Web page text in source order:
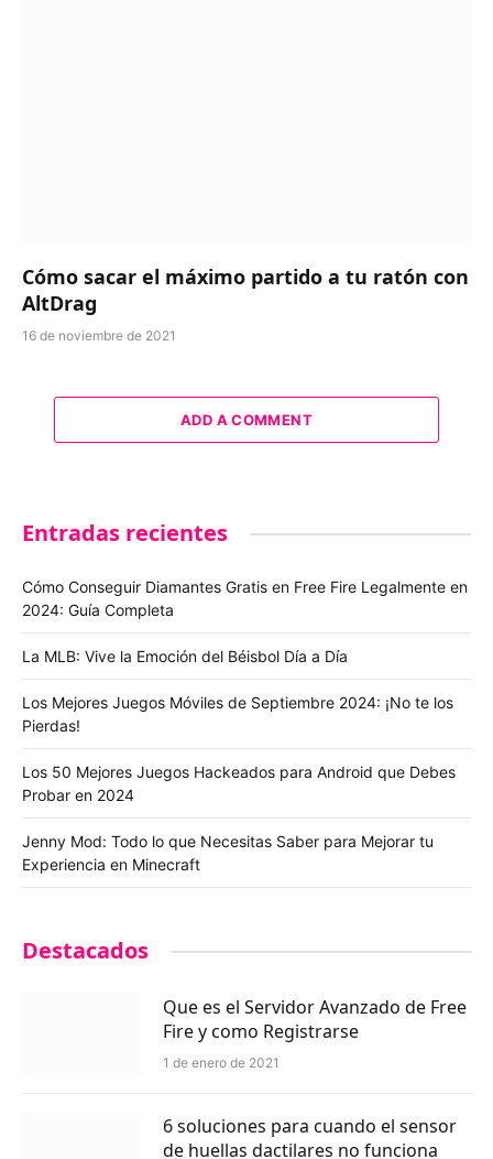
Cómo sacar el máximo partido a tu ratón con
AltDrag
16 de noviembre de 2021
ADD A COMMENT
Entradas recientes
Cómo Conseguir Diamantes Gratis en Free Fire Legalmente en
2024: Guía Completa
La MLB: Vive la Emoción del Béisbol Día a Día
Los Mejores Juegos Móviles de Septiembre 2024: ¡No te los
Pierdas!
Los 50 Mejores Juegos Hackeados para Android que Debes
Probar en 2024
Jenny Mod: Todo lo que Necesitas Saber para Mejorar tu
Experiencia en Minecraft
Destacados
Que es el Servidor Avanzado de Free
Fire y como Registrarse
1 de enero de 2021
6 soluciones para cuando el sensor
de huellas dactilares no funciona